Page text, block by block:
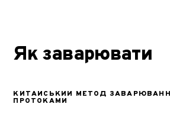
Як заварювати
КИТАЙСЬКИЙ МЕТОД
ПРОТОКАМИ